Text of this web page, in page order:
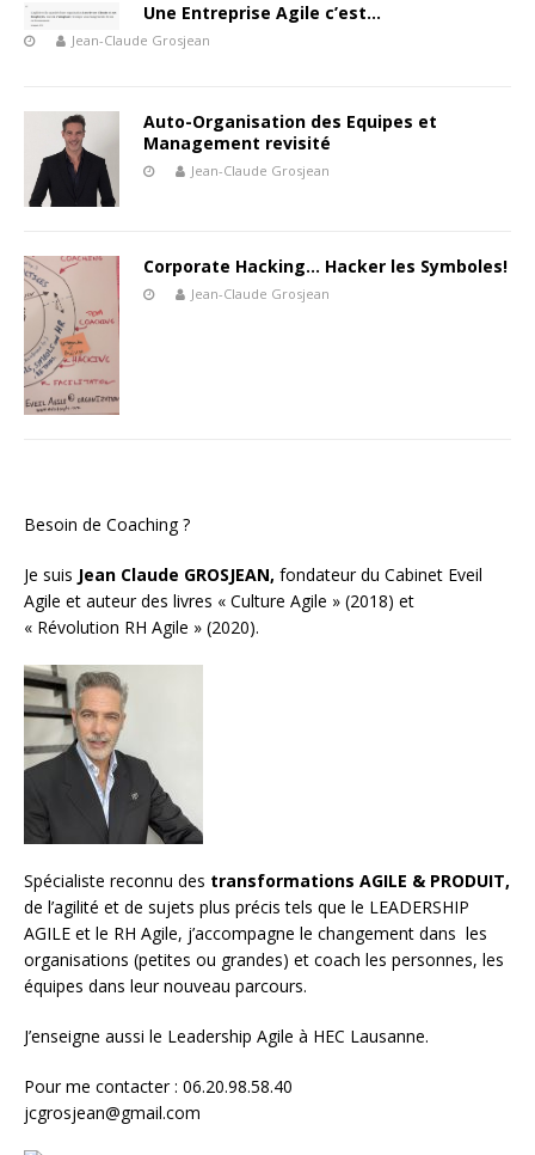
Une Entreprise Agile c’est…
Jean-Claude Grosjean
Auto-Organisation des Equipes et
Management revisité
Jean-Claude Grosjean
Corporate Hacking… Hacker les Symboles!
Jean-Claude Grosjean
Besoin de Coaching ?
Je suis Jean Claude GROSJEAN, fondateur du Cabinet Eveil
Agile et auteur des livres « Culture Agile » (2018) et
« Révolution RH Agile » (2020).
Spécialiste reconnu des transformations AGILE & PRODUIT,
de l’agilité et de sujets plus précis tels que le LEADERSHIP
AGILE et le RH Agile, j’accompagne le changement dans les
organisations (petites ou grandes) et coach les personnes, les
équipes dans leur nouveau parcours.
J’enseigne aussi le Leadership Agile à HEC Lausanne.
Pour me contacter : 06.20.98.58.40
jcgrosjean@gmail.com